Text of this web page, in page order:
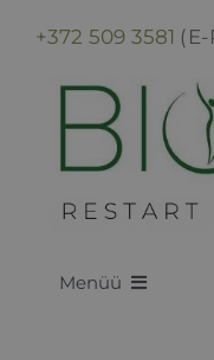
content
+372 509 3581 (E-
Menüü